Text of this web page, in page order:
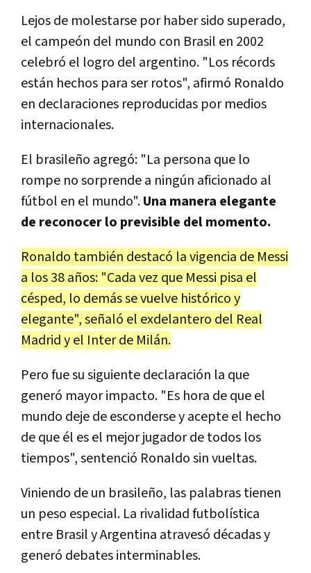
Lejos de molestarse por haber sido superado,
el campeón del mundo con Brasil en 2002
celebró el logro del argentino. "Los récords
están hechos para ser rotos", afirmó Ronaldo
en declaraciones reproducidas por medios
internacionales.
El brasileño agregó: "La persona que lo
rompe no sorprende a ningún aficionado al
fútbol en el mundo".Una manera elegante
de reconocer lo previsible del momento.
Ronaldo también destacó la vigencia de Messi
a los 38 años: "Cada vez que Messi pisa el
césped, lo demás se vuelve histórico y
elegante", señaló el exdelantero del Real
Madrid y el Inter de Milán.
Pero fue su siguiente declaración la que
generó mayor impacto. "Es hora de que el
mundo deje de esconderse y acepte el hecho
de que él es el mejor jugador de todos los
tiempos", sentenció Ronaldo sin vueltas.
Viniendo de un brasileño, las palabras tienen
un peso especial. La rivalidad futbolística
entre Brasil y Argentina atravesó décadas y
generó debates interminables.